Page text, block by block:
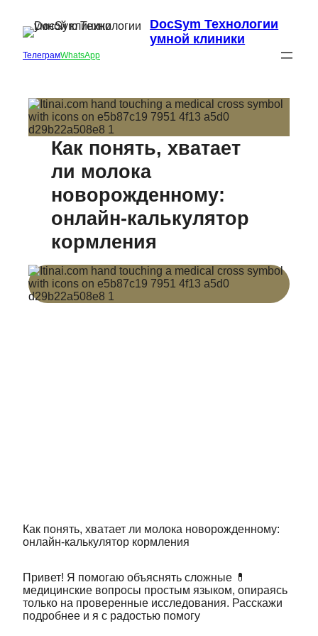
DocSym Технологии
умной клиники
ТелеграмWhatsApp
Как понять, хватает
ли молока
новорожденному:
онлайн-калькулятор
кормления
Как понять, хватает ли молока новорожденному:
онлайн-калькулятор кормления
Привет! Я помогаю объяснять сложные 💊
медицинские вопросы простым языком, опираясь
только на проверенные исследования. Расскажи
подробнее и я с радостью помогу